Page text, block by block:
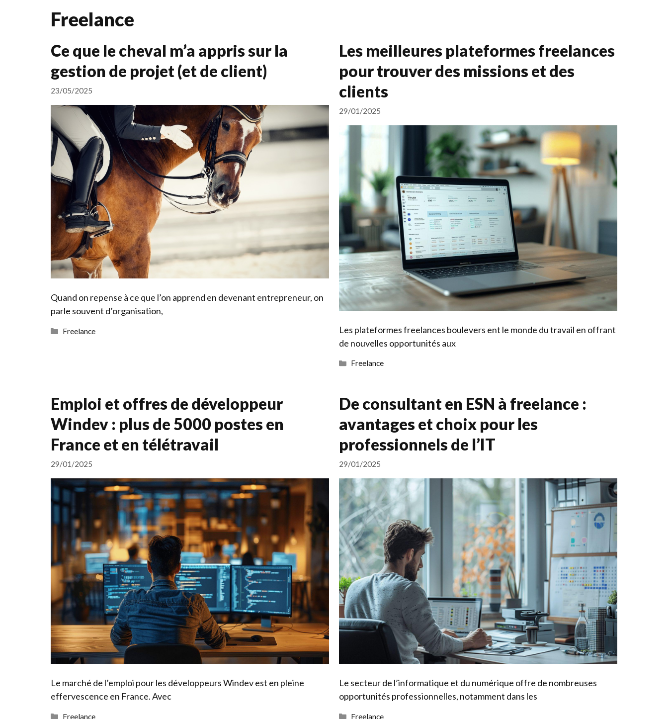
Freelance
Ce que le cheval m’a appris sur la
gestion de projet (et de client)
23/05/2025
Quand on repense à ce que l’on apprend en devenant entrepreneur, on
parle souvent d’organisation,
Catégories
Freelance
Les meilleures plateformes freelances
pour trouver des missions et des
clients
29/01/2025
Les plateformes freelances boulevers ent le monde du travail en offrant
de nouvelles opportunités aux
Catégories
Freelance
Emploi et offres de développeur
Windev : plus de 5000 postes en
France et en télétravail
29/01/2025
Le marché de l’emploi pour les développeurs Windev est en pleine
effervescence en France. Avec
Catégories
Freelance
De consultant en ESN à freelance :
avantages et choix pour les
professionnels de l’IT
29/01/2025
Le secteur de l’informatique et du numérique offre de nombreuses
opportunités professionnelles, notamment dans les
Catégories
Freelance